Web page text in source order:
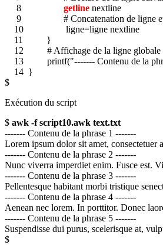
8 getline nextline
9 # Concatenation de ligne et
10 ligne=ligne nextline
11 }
12 # Affichage de la ligne globale
13 printf("------- Contenu de la
14 }
$
Exécution du script
$ awk -f script10.awk text.txt
------- Contenu de la phrase 1 -------
Lorem ipsum dolor sit amet, consectetuer
------- Contenu de la phrase 2 -------
Nunc viverra imperdiet enim. Fusce est.
------- Contenu de la phrase 3 -------
Pellentesque habitant morbi tristique
------- Contenu de la phrase 4 -------
Aenean nec lorem. In porttitor. Donec
------- Contenu de la phrase 5 -------
Suspendisse dui purus, scelerisque at,
$